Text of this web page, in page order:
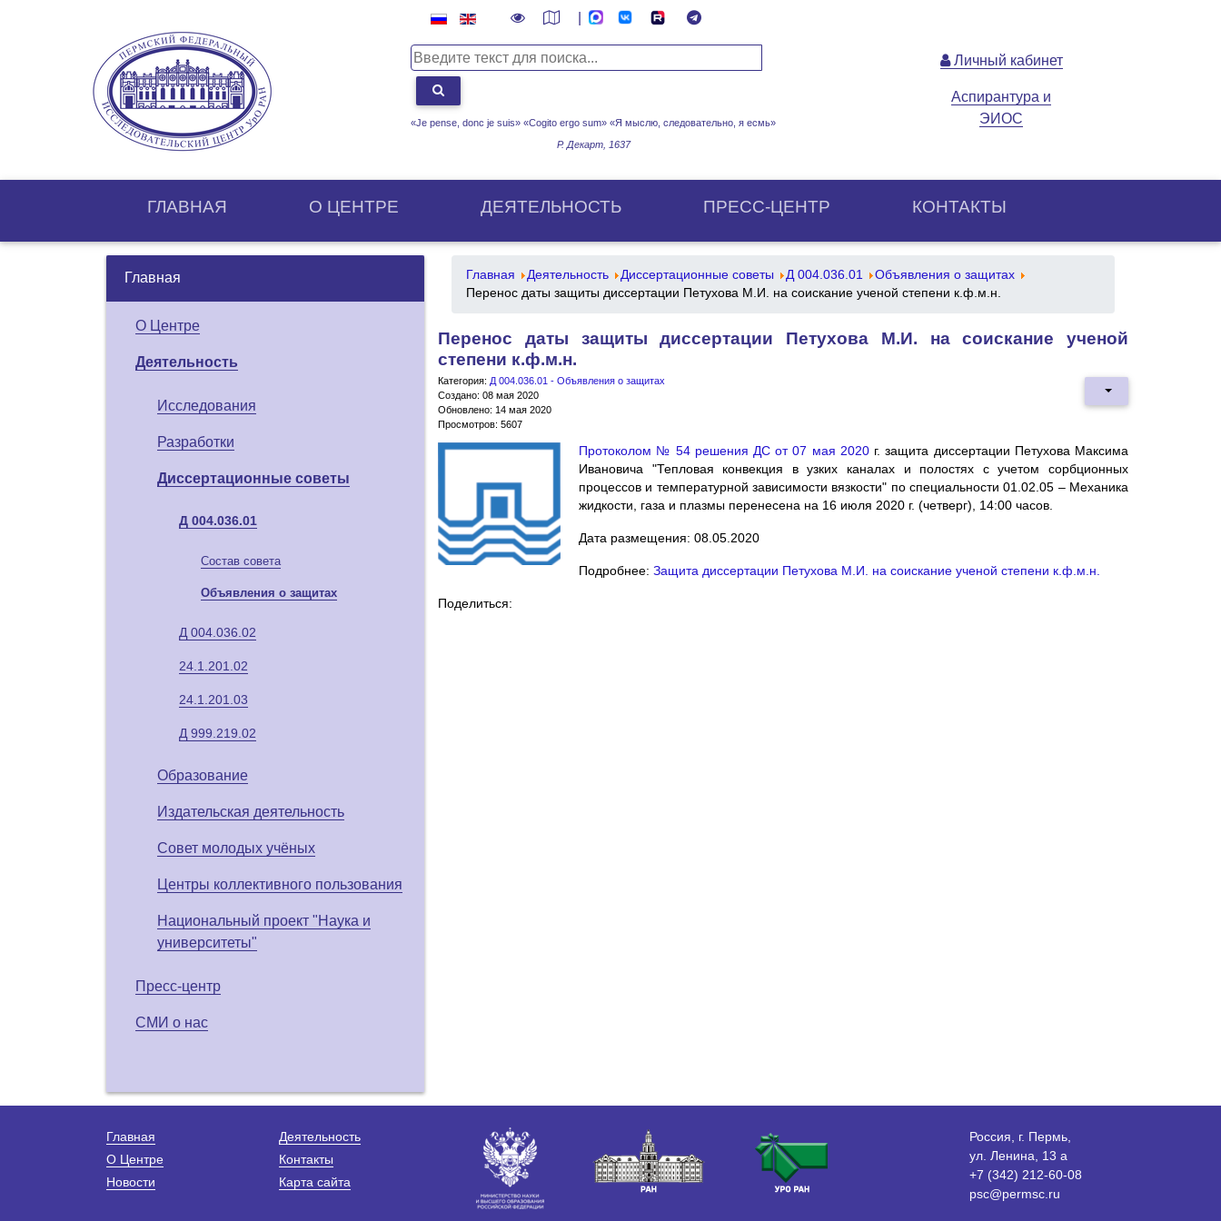
«Je pense, donc je suis» «Cogito ergo sum» «Я мыслю, следовательно, я есмь»
Р. Декарт, 1637
Личный кабинет
Аспирантура и
ЭИОС
ГЛАВНАЯ О ЦЕНТРE ДЕЯТЕЛЬНОСТЬ ПРЕСС-ЦЕНТР КОНТАКТЫ
Главная
О Центре
Деятельность
Исследования
Разработки
Диссертационные советы
Д 004.036.01
Состав совета
Объявления о защитах
Д 004.036.02
24.1.201.02
24.1.201.03
Д 999.219.02
Образование
Издательская деятельность
Совет молодых учёных
Центры коллективного пользования
Национальный проект "Наука и
университеты"
Пресс-центр
СМИ о нас
Главная Деятельность Диссертационные советы Д 004.036.01
Объявления о защитах
Перенос даты защиты диссертации Петухова М.И. на соискание ученой степени к.ф.м.н.
Перенос даты защиты диссертации Петухова М.И. на соискание ученой
степени к.ф.м.н.
Категория: Д 004.036.01 - Объявления о защитах
Создано: 08 мая 2020
Обновлено: 14 мая 2020
Просмотров: 5607
Протоколом № 54 решения ДС от 07 мая 2020г. защита диссертации Петухова Максима
Ивановича "Тепловая конвекция в узких каналах и полостях с учетом сорбционных
процессов и температурной зависимости вязкости" по специальности 01.02.05 – Механика
жидкости, газа и плазмы перенесена на 16 июля 2020 г. (четверг), 14:00 часов.
Дата размещения: 08.05.2020
Подробнее: Защита диссертации Петухова М.И. на соискание ученой степени к.ф.м.н.
Поделиться:
Главная
О Центре
Новости
Деятельность
Контакты
Карта сайта
Россия, г. Пермь,
ул. Ленина, 13 а
+7 (342) 212-60-08
psc@permsc.ru